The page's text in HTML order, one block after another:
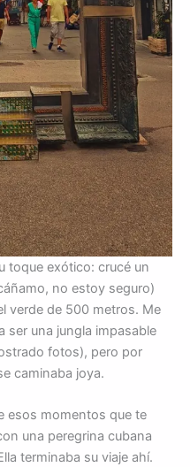
toque exótico: crucé un
no estoy seguro)
verde de 500 metros. Me
ser una jungla impasable
fotos), pero por
caminaba joya.
esos momentos que te
una peregrina cubana
terminaba su viaje ahí.